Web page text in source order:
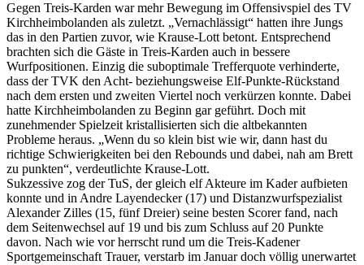
Gegen Treis-Karden war mehr Bewegung im Offensivspiel des TV
Kirchheimbolanden als zuletzt. „Vernachlässigt“ hatten ihre Jungs
das in den Partien zuvor, wie Krause-Lott betont. Entsprechend
brachten sich die Gäste in Treis-Karden auch in bessere
Wurfpositionen. Einzig die suboptimale Trefferquote verhinderte,
dass der TVK den Acht- beziehungsweise Elf-Punkte-Rückstand
nach dem ersten und zweiten Viertel noch verkürzen konnte. Dabei
hatte Kirchheimbolanden zu Beginn gar geführt. Doch mit
zunehmender Spielzeit kristallisierten sich die altbekannten
Probleme heraus. „Wenn du so klein bist wie wir, dann hast du
richtige Schwierigkeiten bei den Rebounds und dabei, nah am Brett
zu punkten“, verdeutlichte Krause-Lott.
Sukzessive zog der TuS, der gleich elf Akteure im Kader aufbieten
konnte und in Andre Layendecker (17) und Distanzwurfspezialist
Alexander Zilles (15, fünf Dreier) seine besten Scorer fand, nach
dem Seitenwechsel auf 19 und bis zum Schluss auf 20 Punkte
davon. Nach wie vor herrscht rund um die Treis-Kadener
Sportgemeinschaft Trauer, verstarb im Januar doch völlig unerwartet